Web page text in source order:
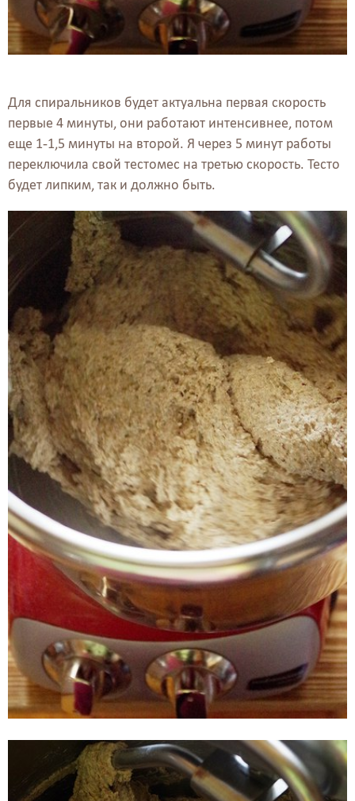
Для спиральников будет актуальна первая скорость
первые 4 минуты, они работают интенсивнее, потом
еще 1-1,5 минуты на второй. Я через 5 минут работы
переключила свой тестомес на третью скорость. Тесто
будет липким, так и должно быть.